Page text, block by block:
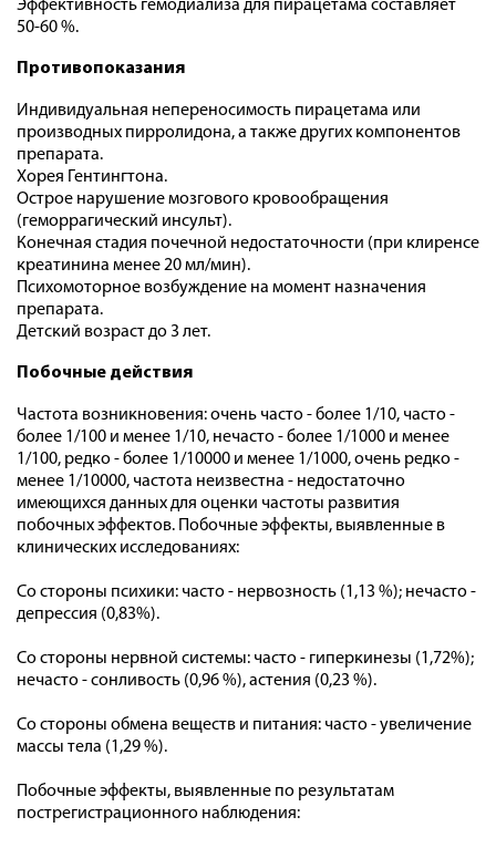
Эффективность гемодиализа для пирацетама составляет
50-60 %.
Противопоказания
Индивидуальная непереносимость пирацетама или
производных пирролидона, а также других компонентов
препарата.
Хорея Гентингтона.
Острое нарушение мозгового кровообращения
(геморрагический инсульт).
Конечная стадия почечной недостаточности (при клиренсе
креатинина менее 20 мл/мин).
Психомоторное возбуждение на момент назначения
препарата.
Детский возраст до 3 лет.
Побочные действия
Частота возникновения: очень часто - более 1/10, часто -
более 1/100 и менее 1/10, нечасто - более 1/1000 и менее
1/100, редко - более 1/10000 и менее 1/1000, очень редко -
менее 1/10000, частота неизвестна - недостаточно
имеющихся данных для оценки частоты развития
побочных эффектов. Побочные эффекты, выявленные в
клинических исследованиях:
Со стороны психики: часто - нервозность (1,13 %); нечасто -
депрессия (0,83%).
Со стороны нервной системы: часто - гиперкинезы (1,72%);
нечасто - сонливость (0,96 %), астения (0,23 %).
Со стороны обмена веществ и питания: часто - увеличение
массы тела (1,29 %).
Побочные эффекты, выявленные по результатам
пострегистрационного наблюдения: